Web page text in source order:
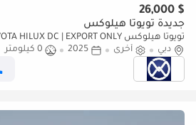
$ 26,000
جديدة تويوتا هيلوكس
تويوتا هيلوكس TOYOTA HILUX DC | EXPORT ONLY (للتصدير فقط)
دبي
أخرى 2025
0 كيلومتر